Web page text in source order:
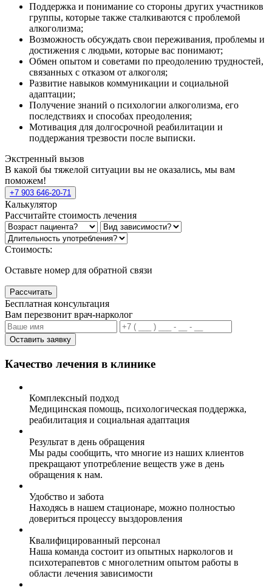
Поддержка и понимание со стороны других участников
группы, которые также сталкиваются с проблемой
алкоголизма;
Возможность обсуждать свои переживания, проблемы и
достижения с людьми, которые вас понимают;
Обмен опытом и советами по преодолению трудностей,
связанных с отказом от алкоголя;
Развитие навыков коммуникации и социальной
адаптации;
Получение знаний о психологии алкоголизма, его
последствиях и способах преодоления;
Мотивация для долгосрочной реабилитации и
поддержания трезвости после выписки.
Экстренный вызов
В какой бы тяжелой ситуации вы не оказались, мы вам
поможем!
+7 903 646-20-71
Калькулятор
Рассчитайте стоимость лечения
Стоимость:
Оставьте номер для обратной связи
Рассчитать
Бесплатная консультация
Вам перезвонит врач-нарколог
Оставить заявку
Качество лечения в клинике
Комплексный подход
Медицинская помощь, психологическая поддержка,
реабилитация и социальная адаптация
Результат в день обращения
Мы рады сообщить, что многие из наших клиентов
прекращают употребление веществ уже в день
обращения к нам.
Удобство и забота
Находясь в нашем стационаре, можно полностью
довериться процессу выздоровления
Квалифицированный персонал
Наша команда состоит из опытных наркологов и
психотерапевтов с многолетним опытом работы в
области лечения зависимости